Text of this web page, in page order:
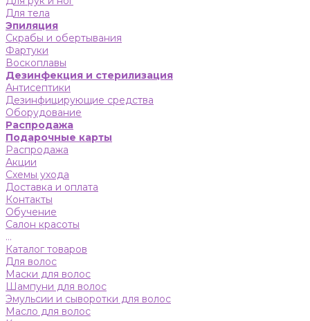
Для тела
Эпиляция
Скрабы и обертывания
Фартуки
Воскоплавы
Дезинфекция и стерилизация
Антисептики
Дезинфицирующие средства
Оборудование
Распродажа
Подарочные карты
Распродажа
Акции
Схемы ухода
Доставка и оплата
Контакты
Обучение
Салон красоты
...
Каталог товаров
Для волос
Маски для волос
Шампуни для волос
Эмульсии и сыворотки для волос
Масло для волос